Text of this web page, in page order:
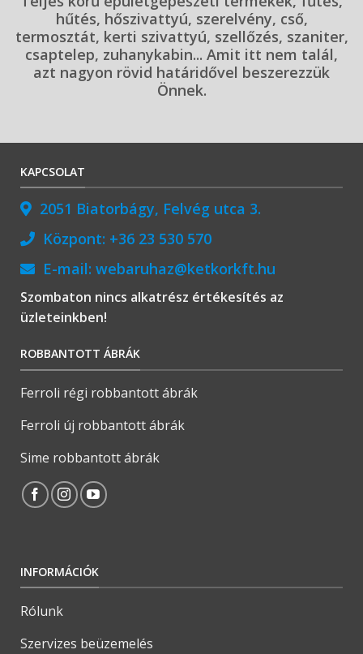
hűtés, hőszivattyú, szerelvény, cső,
termosztát, kerti szivattyú, szellőzés, szaniter,
csaptelep, zuhanykabin... Amit itt nem talál,
azt nagyon rövid határidővel beszerezzük
Önnek.
KAPCSOLAT
2051 Biatorbágy, Felvég utca 3.
Központ: +36 23 530 570
E-mail: webaruhaz@ketkorkft.hu
Szombaton nincs alkatrész értékesítés az
üzleteinkben!
ROBBANTOTT ÁBRÁK
Ferroli régi robbantott ábrák
Ferroli új robbantott ábrák
Sime robbantott ábrák
INFORMÁCIÓK
Rólunk
Szervizes beüzemelés